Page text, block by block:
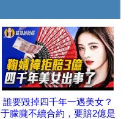
誰要毀掉四千年一遇美女？
于朦朧不續合約，要賠2億是